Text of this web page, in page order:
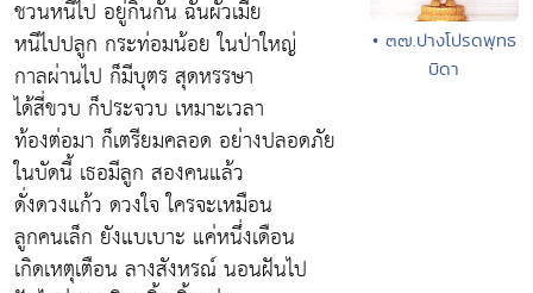
ชวนหนีไป อยู่กินกัน ฉันผัวเมีย
หนีไปปลูก กระท่อมน้อย ในป่าใหญ่
กาลผ่านไป ก็มีบุตร สุดหรรษา
ได้สี่ขวบ ก็ประจวบ เหมาะเวลา
ท้องต่อมา ก็เตรียมคลอด อย่างปลอดภัย
ในบัดนี้ เธอมีลูก สองคนแล้ว
ดั่งดวงแก้ว ดวงใจ ใครจะเหมือน
ลูกคนเล็ก ยังแบเบาะ แค่หนึ่งเดือน
เกิดเหตุเตือน ลางสังหรณ์ นอนฝันไป
• ๓๗.ปางโปรดพุทธ
บิดา